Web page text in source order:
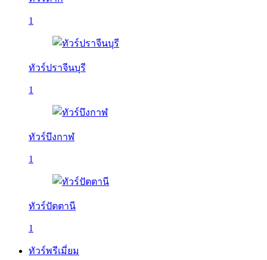
1
ทัวร์ปราจีนบุรี
1
ทัวร์บึงกาฬ
1
ทัวร์ปัตตานี
1
ทัวร์พรีเมี่ยม